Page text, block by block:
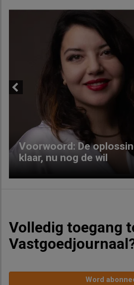
Voorwoord: De
klaar, nu nog de wil
Volledig toegang
Word